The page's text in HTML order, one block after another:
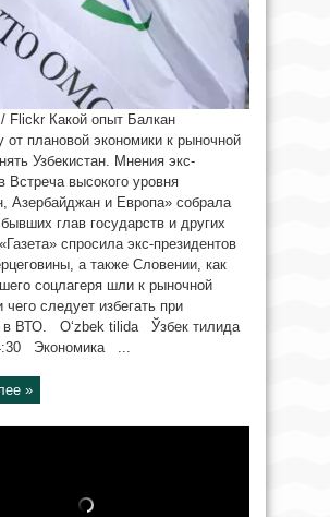
Flickr Какой опыт Балкан
от плановой экономики к рыночной
Узбекистан. Мнения экс-
Встреча высокого уровня
Азербайджан и Европа» собрала
глав государств и других
спросила экс-президентов
а также Словении, как
соцлагеря шли к рыночной
чего следует избегать при
в ВТО. O‘zbek tilida Ўзбек тилида
Экономика ...
»